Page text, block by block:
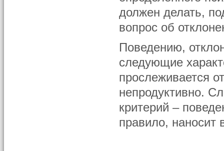
должен делать,
вопрос об
Поведению,
следующие
прослеживается
непродуктивно.
критерий –
правило,